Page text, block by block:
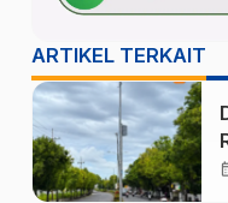
ARTIKEL TERKAIT